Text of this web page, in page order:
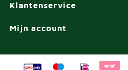
Klantenservice
Mijn account